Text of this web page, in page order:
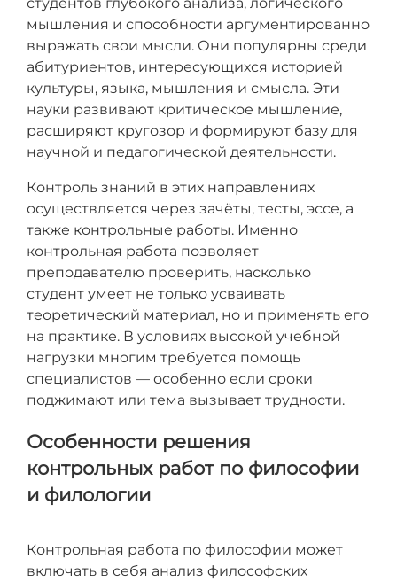
мышления и способности аргументированно
выражать свои мысли. Они популярны среди
абитуриентов, интересующихся историей
культуры, языка, мышления и смысла. Эти
науки развивают критическое мышление,
расширяют кругозор и формируют базу для
научной и педагогической деятельности.
Контроль знаний в этих направлениях
осуществляется через зачёты, тесты, эссе, а
также контрольные работы. Именно
контрольная работа позволяет
преподавателю проверить, насколько
студент умеет не только усваивать
теоретический материал, но и применять его
на практике. В условиях высокой учебной
нагрузки многим требуется помощь
специалистов — особенно если сроки
поджимают или тема вызывает трудности.
Особенности решения
контрольных работ по философии
и филологии
Контрольная работа по философии может
включать в себя анализ философских